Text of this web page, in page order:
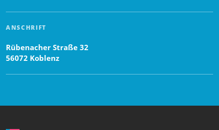
ANSCHRIFT
Rübenacher Straße 32
56072 Koblenz